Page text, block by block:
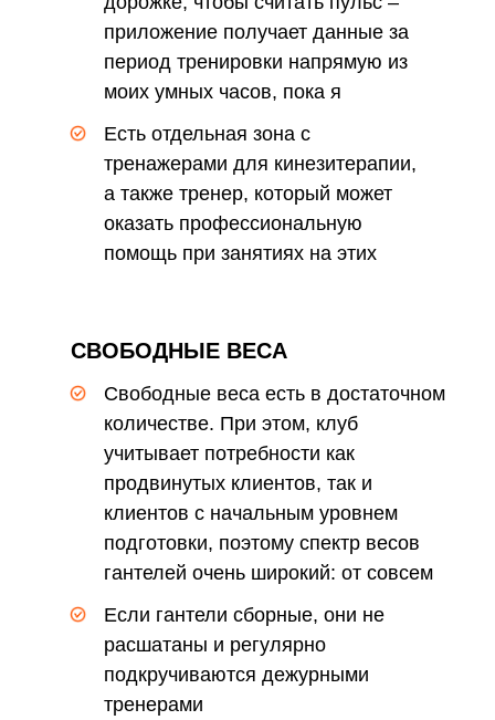
приложение получает данные за
период тренировки напрямую из
моих умных часов, пока я
концентрируюсь на занятии
Есть отдельная зона с
тренажерами для кинезитерапии,
а также тренер, который может
оказать профессиональную
помощь при занятиях на этих
СВОБОДНЫЕ ВЕСА
Свободные веса есть в достаточном
количестве. При этом, клуб
учитывает потребности как
продвинутых клиентов, так и
клиентов с начальным уровнем
подготовки, поэтому спектр весов
гантелей очень широкий: от совсем
маленьких до внушительных
Если гантели сборные, они не
расшатаны и регулярно
подкручиваются дежурными
тренерами